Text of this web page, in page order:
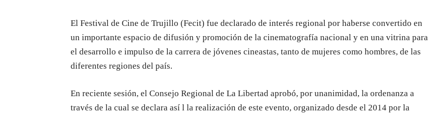
El Festival de Cine de Trujillo (Fecit) fue declarado de interés regional por haberse convertido en
un importante espacio de difusión y promoción de la cinematografía nacional y en una vitrina para
el desarrollo e impulso de la carrera de jóvenes cineastas, tanto de mujeres como hombres, de las
diferentes regiones del país.
En reciente sesión, el Consejo Regional de La Libertad aprobó, por unanimidad, la ordenanza a
través de la cual se declara así l la realización de este evento, organizado desde el 2014 por la